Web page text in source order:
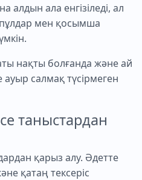
алдын ала енгізіледі, ал
мен қосымша
нақты болғанда және ай
салмақ түсірмеген
таныстардан
қарыз алу. Әдетте
қатаң тексеріс